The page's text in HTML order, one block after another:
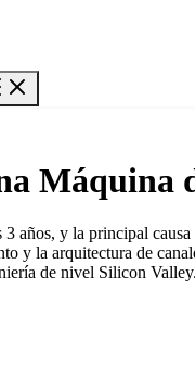
Máquina
3 años, y la principal
y la arquitectura de
de nivel Silicon Valley.